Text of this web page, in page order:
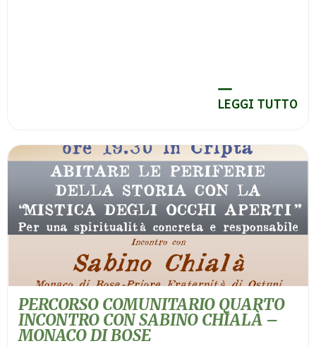
LEGGI TUTTO
PERCORSO COMUNITARIO QUARTO
INCONTRO CON SABINO CHIALÀ –
MONACO DI BOSE